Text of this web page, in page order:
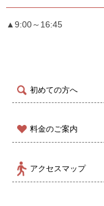
初めての方へ
料金のご案内
アクセスマップ
▲9:00～16:45